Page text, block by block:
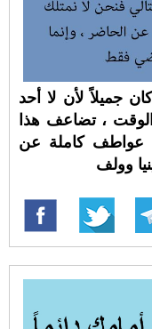
جميلاً لأن لا أحد
، تضاعف هذا
عواطف كاملة عن
وولف